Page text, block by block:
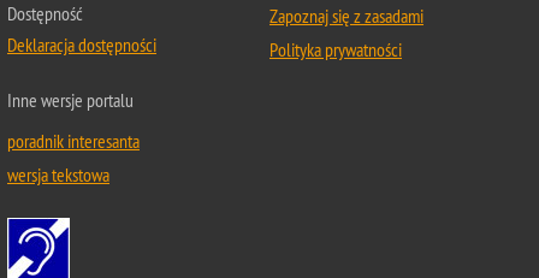
Dostępność
Deklaracja dostępności
Zapoznaj się z zasadami
Polityka prywatności
Inne wersje portalu
poradnik interesanta
wersja tekstowa